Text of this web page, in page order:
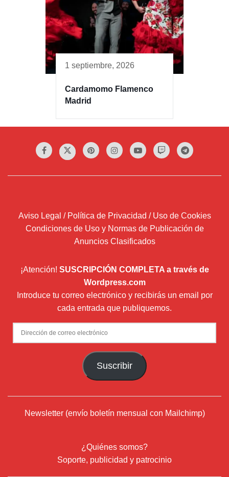
1 septiembre, 2026
Cardamomo Flamenco
Madrid
Aviso Legal / Política de Privacidad / Uso de Cookies
Condiciones de Uso y Normas de Publicación de
Anuncios Clasificados
¡Atención! SUSCRIPCIÓN COMPLETA a través de
Wordpress.com
Introduce tu correo electrónico y recibirás un email por
cada entrada que publiquemos.
Dirección
de
Suscribir
Newsletter (envío boletín mensual con Mailchimp)
¿Quiénes somos?
Soporte, publicidad y patrocinio